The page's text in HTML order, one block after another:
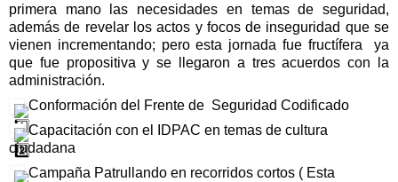
primera mano las necesidades en temas de seguridad,
además de revelar los actos y focos de inseguridad que se
vienen incrementando; pero esta jornada fue fructífera  ya
que fue propositiva y se llegaron a tres acuerdos con la
administración.
Conformación del Frente de  Seguridad Codificado
Capacitación con el IDPAC en temas de cultura
ciudadana
Campaña Patrullando en recorridos cortos ( Esta